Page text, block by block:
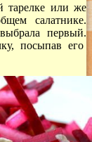
тарелке или же
салатнике.
первый.
посыпав его